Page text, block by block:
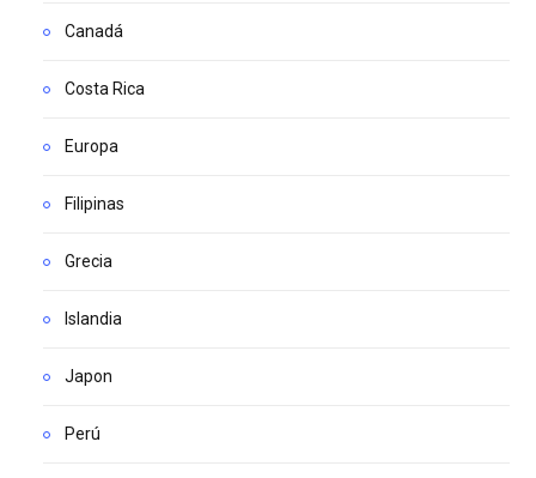
Canadá
Costa Rica
Europa
Filipinas
Grecia
Islandia
Japon
Perú